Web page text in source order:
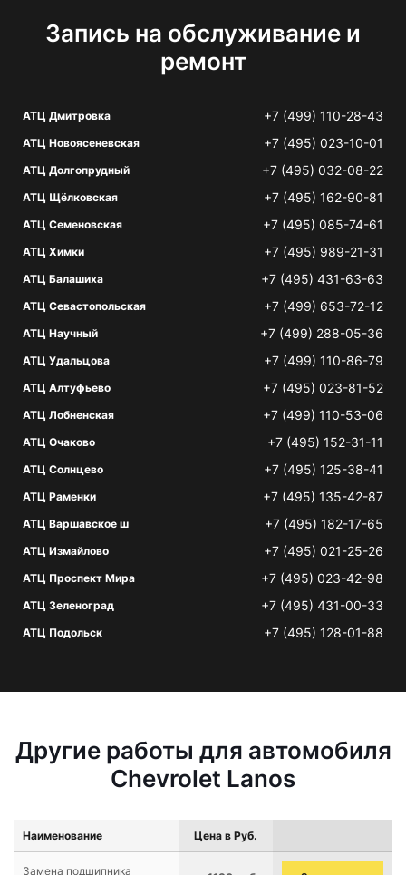
Запись на обслуживание и
ремонт
АТЦ Дмитровка +7 (499) 110-28-43
АТЦ Новоясеневская +7 (495) 023-10-01
АТЦ Долгопрудный +7 (495) 032-08-22
АТЦ Щёлковская +7 (495) 162-90-81
АТЦ Семеновская +7 (495) 085-74-61
АТЦ Химки +7 (495) 989-21-31
АТЦ Балашиха +7 (495) 431-63-63
АТЦ Севастопольская +7 (499) 653-72-12
АТЦ Научный +7 (499) 288-05-36
АТЦ Удальцова +7 (499) 110-86-79
АТЦ Алтуфьево +7 (495) 023-81-52
АТЦ Лобненская +7 (499) 110-53-06
АТЦ Очаково +7 (495) 152-31-11
АТЦ Солнцево +7 (495) 125-38-41
АТЦ Раменки +7 (495) 135-42-87
АТЦ Варшавское ш +7 (495) 182-17-65
АТЦ Измайлово +7 (495) 021-25-26
АТЦ Проспект Мира +7 (495) 023-42-98
АТЦ Зеленоград +7 (495) 431-00-33
АТЦ Подольск +7 (495) 128-01-88
Другие работы для автомобиля
Chevrolet Lanos
Наименование Цена в Руб.
Замена подшипника